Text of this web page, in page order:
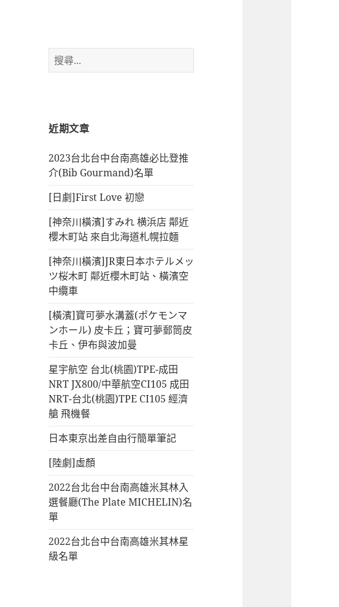
搜
尋
近期文章
2023台北台中台南高雄必比登推
介(Bib Gourmand)名單
[日劇]First Love 初戀
[神奈川橫濱]すみれ 横浜店 鄰近
櫻木町站 來自北海道札幌拉麵
[神奈川橫濱]JR東日本ホテルメッ
ツ桜木町 鄰近櫻木町站、橫濱空
中纜車
[橫濱]寶可夢水溝蓋(ポケモンマ
ンホール) 皮卡丘；寶可夢郵筒皮
卡丘、伊布與波加曼
星宇航空 台北(桃園)TPE-成田
NRT JX800/中華航空CI105 成田
NRT-台北(桃園)TPE CI105 經濟
艙 飛機餐
日本東京出差自由行簡單筆記
[陸劇]虛顏
2022台北台中台南高雄米其林入
選餐廳(The Plate MICHELIN)名
單
2022台北台中台南高雄米其林星
級名單